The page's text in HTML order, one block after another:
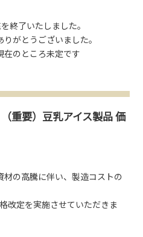
終了いたしました。
がとうございました。
在のところ未定です
重要）豆乳アイス製品 価
の高騰に伴い、製造コストの
改定を実施させていただきま